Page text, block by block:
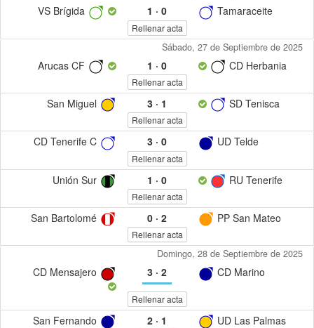
VS Brígida 1 · 0 Tamaraceite
Rellenar acta
Sábado, 27 de Septiembre de 2025
Arucas CF 1 · 0 CD Herbania
Rellenar acta
San Miguel 3· 1 SD Tenisca
Rellenar acta
CD Tenerife C 3· 0 UD Telde
Rellenar acta
Unión Sur 1 · 0 RU Tenerife
Rellenar acta
San Bartolomé 0· 2 PP San Mateo
Rellenar acta
Domingo, 28 de Septiembre de 2025
CD Mensajero 3· 2 CD Marino
Rellenar acta
San Fernando 2· 1
UD Las Palmas